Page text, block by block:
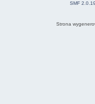
SMF
Strona